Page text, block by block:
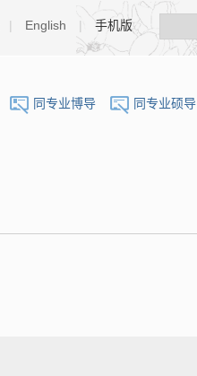
| English | 手机版
同专业博导 同专业硕导